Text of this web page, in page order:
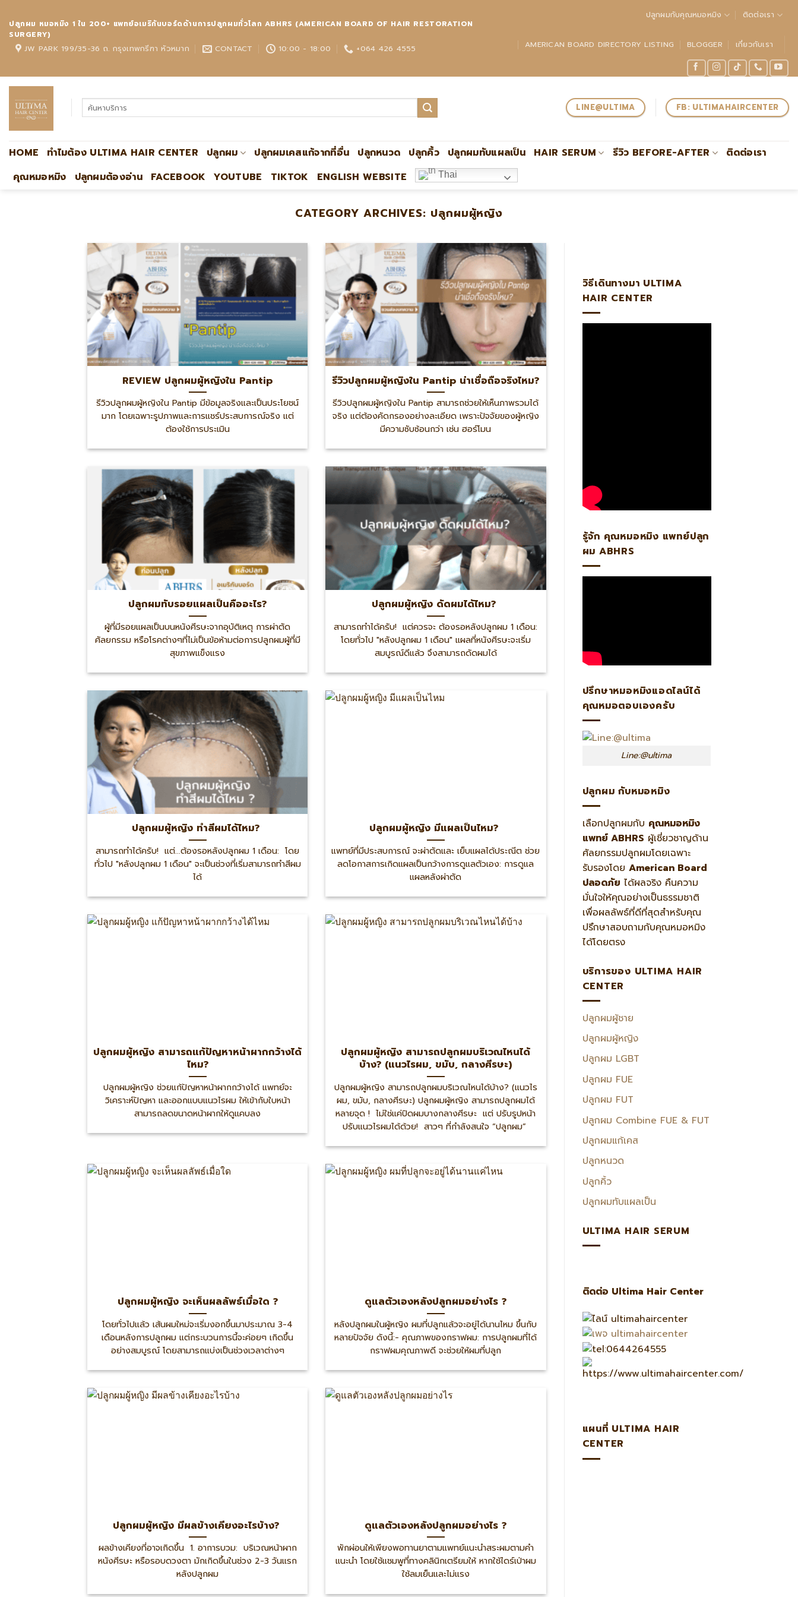
content
ปลูกผม หมอหมิง 1 ใน 200+ แพทย์อเมริกันบอร์ดด้านการปลูกผมทั่วโลก ABHRS (AMERICAN BOARD OF HAIR RESTORATION
SURGERY)
JW PARK 199/35-36 ถ. กรุงเทพกรีฑา หัวหมาก CONTACT 10:00 - 18:00 +064 426 4555
ปลูกผมกับคุณหมอหมิง ติดต่อเรา
AMERICAN BOARD DIRECTORY LISTING BLOGGER เกี่ยวกับเรา
LINE@ULTIMA FB: ULTIMAHAIRCENTER
HOME ทำไมต้อง ULTIMA HAIR CENTER ปลูกผม ปลูกผมเคสแก้จากที่อื่น ปลูกหนวด ปลูกคิ้ว ปลูกผมทับแผลเป็น HAIR SERUM รีวิว BEFORE-AFTER
ติดต่อเรา
คุณหมอหมิง
ปลูกผมต้องอ่าน FACEBOOK YOUTUBE TIKTOK ENGLISH WEBSITE Thai
CATEGORY ARCHIVES: ปลูกผมผู้หญิง
REVIEW ปลูกผมผู้หญิงใน Pantip
รีวิวปลูกผมผู้หญิงใน Pantip มีข้อมูลจริงและเป็นประโยชน์
มาก โดยเฉพาะรูปภาพและการแชร์ประสบการณ์จริง แต่
ต้องใช้การประเมิน
รีวิวปลูกผมผู้หญิงใน Pantip น่าเชื่อถือจริงไหม?
รีวิวปลูกผมผู้หญิงใน Pantip สามารถช่วยให้เห็นภาพรวมได้
จริง แต่ต้องคัดกรองอย่างละเอียด เพราะปัจจัยของผู้หญิง
มีความซับซ้อนกว่า เช่น ฮอร์โมน
ปลูกผมทับรอยแผลเป็นคืออะไร?
ผู้ที่มีรอยแผลเป็นบนหนังศีรษะจากอุบัติเหตุ การผ่าตัด
ศัลยกรรม หรือโรคต่างๆที่ไม่เป็นข้อห้ามต่อการปลูกผมผู้ที่มี
สุขภาพแข็งแรง
ปลูกผมผู้หญิง ดัดผมได้ไหม?
สามารถทำได้ครับ! แต่ควรจะ ต้องรอหลังปลูกผม 1 เดือน:
โดยทั่วไป "หลังปลูกผม 1 เดือน" แผลที่หนังศีรษะจะเริ่ม
สมบูรณ์ดีแล้ว จึงสามารถดัดผมได้
ปลูกผมผู้หญิง ทำสีผมได้ไหม?
สามารถทำได้ครับ! แต่...ต้องรอหลังปลูกผม 1 เดือน: โดย
ทั่วไป "หลังปลูกผม 1 เดือน" จะเป็นช่วงที่เริ่มสามารถทำสีผม
ได้
ปลูกผมผู้หญิง มีแผลเป็นไหม?
แพทย์ที่มีประสบการณ์ จะผ่าตัดและ เย็บแผลได้ประณีต ช่วย
ลดโอกาสการเกิดแผลเป็นกว้างการดูแลตัวเอง: การดูแล
แผลหลังผ่าตัด
ปลูกผมผู้หญิง สามารถแก้ปัญหาหน้าผากกว้างได้
ไหม?
ปลูกผมผู้หญิง ช่วยแก้ปัญหาหน้าผากกว้างได้ แพทย์จะ
วิเคราะห์ปัญหา และออกแบบแนวไรผม ให้เข้ากับใบหน้า
สามารถลดขนาดหน้าผากให้ดูแคบลง
ปลูกผมผู้หญิง สามารถปลูกผมบริเวณไหนได้
บ้าง? (แนวไรผม, ขมับ, กลางศีรษะ)
ปลูกผมผู้หญิง สามารถปลูกผมบริเวณไหนได้บ้าง? (แนวไร
ผม, ขมับ, กลางศีรษะ) ปลูกผมผู้หญิง สามารถปลูกผมได้
หลายจุด ! ไม่ใช่แค่ปิดผมบางกลางศีรษะ แต่ ปรับรูปหน้า
ปรับแนวไรผมได้ด้วย! สาวๆ ที่กำลังสนใจ “ปลูกผม”
ปลูกผมผู้หญิง จะเห็นผลลัพธ์เมื่อใด ?
โดยทั่วไปแล้ว เส้นผมใหม่จะเริ่มงอกขึ้นมาประมาณ 3-4
เดือนหลังการปลูกผม แต่กระบวนการนี้จะค่อยๆ เกิดขึ้น
อย่างสมบูรณ์ โดยสามารถแบ่งเป็นช่วงเวลาต่างๆ
ดูแลตัวเองหลังปลูกผมอย่างไร ?
หลังปลูกผมในผู้หญิง ผมที่ปลูกแล้วจะอยู่ได้นานไหม ขึ้นกับ
หลายปัจจัย ดังนี้:- คุณภาพของกราฟผม: การปลูกผมที่ได้
กราฟผมคุณภาพดี จะช่วยให้ผมที่ปลูก
ปลูกผมผู้หญิง มีผลข้างเคียงอะไรบ้าง?
ผลข้างเคียงที่อาจเกิดขึ้น 1. อาการบวม: บริเวณหน้าผาก
หนังศีรษะ หรือรอบดวงตา มักเกิดขึ้นในช่วง 2-3 วันแรก
หลังปลูกผม
ดูแลตัวเองหลังปลูกผมอย่างไร ?
พักผ่อนให้เพียงพอทานยาตามแพทย์แนะนำสระผมตามคำ
แนะนำ โดยใช้แชมพูที่ทางคลินิกเตรียมให้ หากใช้ไดร์เป่าผม
ใช้ลมเย็นและไม่แรง
ปลูกผมกับหมอหมิง แอดไลน์:@ultima แพทย์ผู้เชี่ยวชาญด้านการปลูกถ่ายรากผมโดยตรงรับรองโดย
วิธีเดินทางมา ULTIMA
HAIR CENTER
รู้จัก คุณหมอหมิง แพทย์ปลูก
ผม ABHRS
ปรึกษาหมอหมิงแอดไลน์ได้
คุณหมอตอบเองครับ
Line:@ultima
ปลูกผม กับหมอหมิง
เลือกปลูกผมกับ คุณหมอหมิง
แพทย์ ABHRS ผู้เชี่ยวชาญด้าน
ศัลยกรรมปลูกผมโดยเฉพาะ
รับรองโดย American Board
ปลอดภัย ได้ผลจริง คืนความ
มั่นใจให้คุณอย่างเป็นธรรมชาติ
เพื่อผลลัพธ์ที่ดีที่สุดสำหรับคุณ
ปรึกษาสอบถามกับคุณหมอหมิง
ได้โดยตรง
บริการของ ULTIMA HAIR
CENTER
ปลูกผมผู้ชาย
ปลูกผมผู้หญิง
ปลูกผม LGBT
ปลูกผม FUE
ปลูกผม FUT
ปลูกผม Combine FUE & FUT
ปลูกผมแก้เคส
ปลูกหนวด
ปลูกคิ้ว
ปลูกผมทับแผลเป็น
ULTIMA HAIR SERUM
ติดต่อ Ultima Hair Center
แผนที่ ULTIMA HAIR
CENTER